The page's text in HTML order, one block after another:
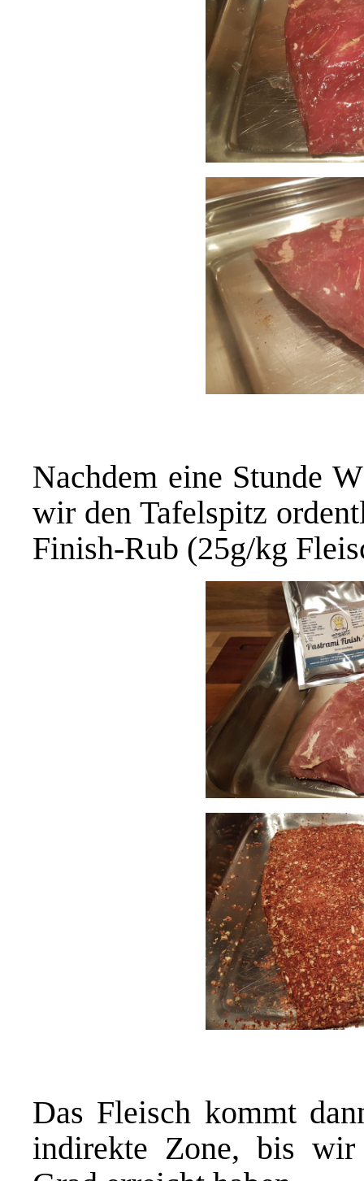
Nachdem eine Stunde
wir den Tafelspitz
Finish-Rub (25g/kg
Das Fleisch kommt
indirekte Zone, bis